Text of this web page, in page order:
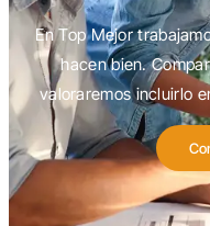
En Top Mejor
hacen bien.
valoraremos incluirlo